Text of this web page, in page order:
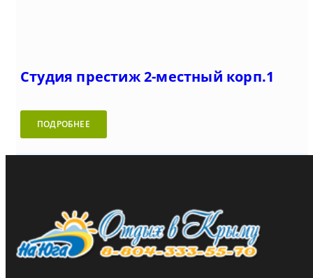
Студия престиж 2-местный корп.1
ПОДРОБНЕЕ